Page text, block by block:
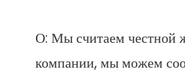
О: Мы считаем честной
компании, мы можем